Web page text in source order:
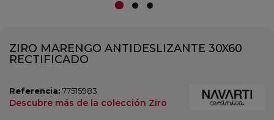
ZIRO MARENGO ANTIDESLIZANTE 30X60
RECTIFICADO
Referencia: 77515983
Descubre más de la colección Ziro